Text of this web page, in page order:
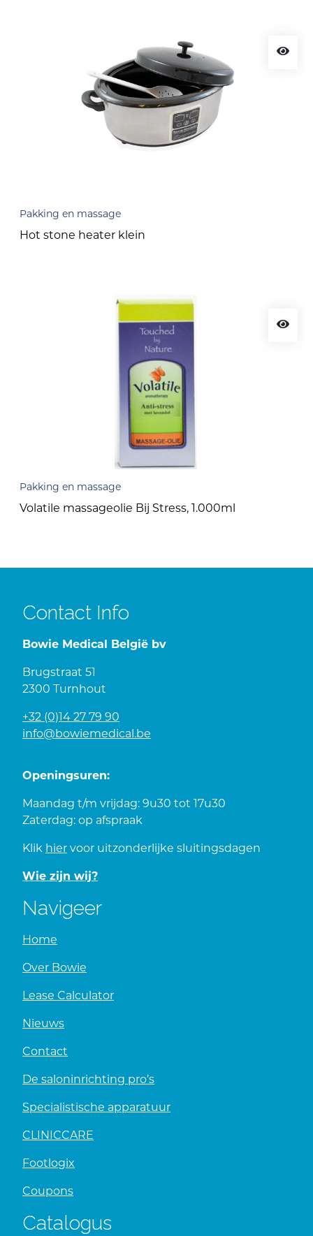
Pakking en massage
Hot stone heater klein
Pakking en massage
Volatile massageolie Bij Stress, 1.000ml
Contact Info
Bowie Medical België bv
Brugstraat 51
2300 Turnhout
+32 (0)14 27 79 90
info@bowiemedical.be
Openingsuren:
Maandag t/m vrijdag: 9u30 tot 17u30
Zaterdag: op afspraak
Klik hier voor uitzonderlijke sluitingsdagen
Wie zijn wij?
Navigeer
Home
Over Bowie
Lease Calculator
Nieuws
Contact
De saloninrichting pro’s
Specialistische apparatuur
CLINICCARE
Footlogix
Coupons
Catalogus